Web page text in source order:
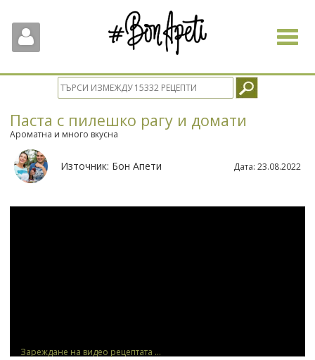
Toggle
Паста с пилешко рагу и домати
Ароматна и много вкусна
Източник: Бон Апети Дата: 23.08.2022
Зареждане на видео рецептата ...